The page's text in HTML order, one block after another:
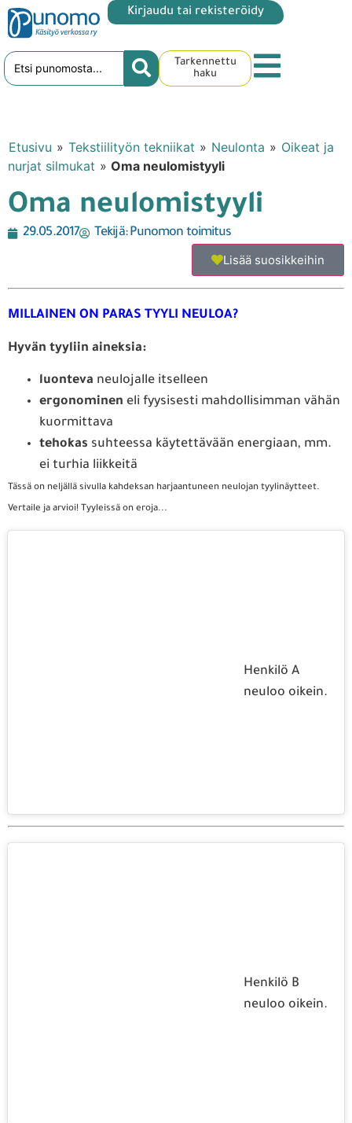
Kirjaudu tai rekisteröidy
Tarkennettu
haku
Etusivu » Tekstiilityön tekniikat » Neulonta » Oikeat ja
nurjat silmukat » Oma neulomistyyli
Oma neulomistyyli
29.05.2017 Tekijä:Punomon toimitus
Lisää suosikkeihin
MILLAINEN ON PARAS TYYLI NEULOA?
Hyvän tyyliin aineksia:
luonteva neulojalle itselleen
ergonominen eli fyysisesti mahdollisimman vähän
kuormittava
tehokas suhteessa käytettävään energiaan, mm.
ei turhia liikkeitä
Tässä on neljällä sivulla kahdeksan harjaantuneen neulojan tyylinäytteet.
Vertaile ja arvioi! Tyyleissä on eroja...
Henkilö A
neuloo oikein.
Henkilö B
neuloo oikein.